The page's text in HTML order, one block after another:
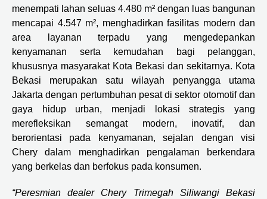
menempati lahan seluas 4.480 m² dengan luas bangunan
mencapai 4.547 m², menghadirkan fasilitas modern dan
area layanan terpadu yang mengedepankan
kenyamanan serta kemudahan bagi pelanggan,
khususnya masyarakat Kota Bekasi dan sekitarnya. Kota
Bekasi merupakan satu wilayah penyangga utama
Jakarta dengan pertumbuhan pesat di sektor otomotif dan
gaya hidup urban, menjadi lokasi strategis yang
merefleksikan semangat modern, inovatif, dan
berorientasi pada kenyamanan, sejalan dengan visi
Chery dalam menghadirkan pengalaman berkendara
yang berkelas dan berfokus pada konsumen.
“Peresmian dealer Chery Trimegah Siliwangi Bekasi